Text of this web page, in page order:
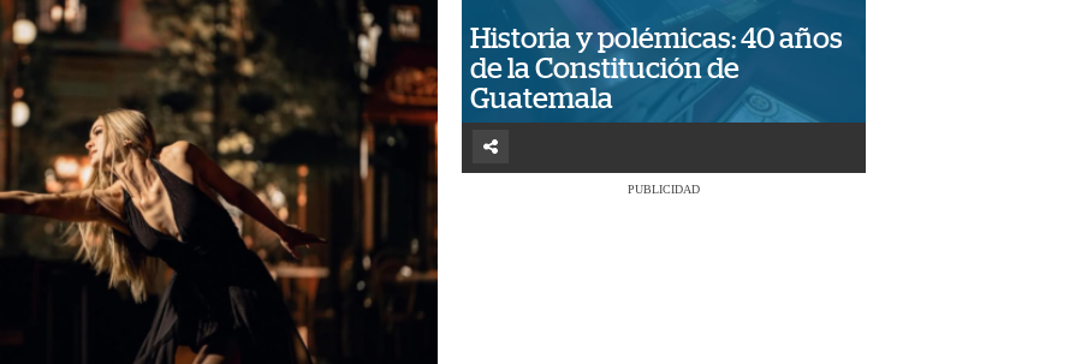
Historia y polémicas: 40 años
de la Constitución de
Guatemala
PUBLICIDAD